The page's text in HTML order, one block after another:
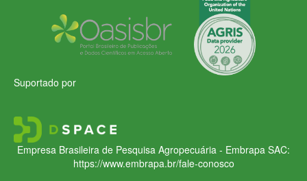
Suportado por
Empresa Brasileira de Pesquisa Agropecuária - Embrapa SAC:
https://www.embrapa.br/fale-conosco